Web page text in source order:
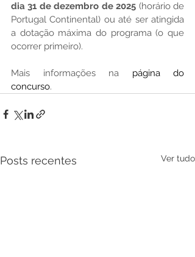
dia 31 de dezembro de 2025 (horário de
Portugal Continental) ou até ser atingida
a dotação máxima do programa (o que
ocorrer primeiro).
Mais informações na página do
concurso.
Posts recentes Ver tudo